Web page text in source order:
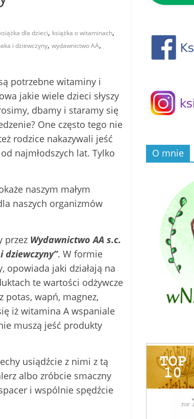
książka dla dzieci, książka o witaminach,
i dziewczyny, wydawnictwo AA,
potrzebne witaminy i
jakie wiele dzieci słyszy
dbamy i staramy się
One często tego nie
rodzice nakazywali jeść
najmłodszych lat. Tylko
naszym małym
naszych organizmów
przez Wydawnictwo AA s.c.
dziewczyny”. W formie
opowiada jaki działają na
te wartości odżywcze
potas, wapń, magnez,
iż witamina A wspaniale
muszą jeść produkty
usiądźcie z nimi z tą
albo zróbcie smaczny
i wspólnie spędźcie
O mnie